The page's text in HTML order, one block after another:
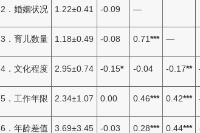
2．婚姻状况 1.22±0.41 -0.09 —
3．育儿数量 1.18±0.49 -0.08 0.71*** —
4．文化程度 2.95±0.74 -0.15* -0.04 -0.17**
5．工作年限 2.34±1.07 0.00 0.46*** 0.42***
6．年龄差值 3.69±3.45 -0.03 0.28*** 0.44***